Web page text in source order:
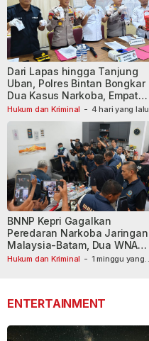
Hukum dan Kriminal - 4 hari yang lalu
Dari Lapas hingga Tanjung
Uban, Polres Bintan Bongkar
Dua Kasus Narkoba, Empat
Tersangka Dibekuk
Hukum dan Kriminal - 1 minggu yang
BNNP Kepri Gagalkan
Peredaran Narkoba Jaringan
Malaysia-Batam, Dua WNA
Masih Diburu
ENTERTAINMENT